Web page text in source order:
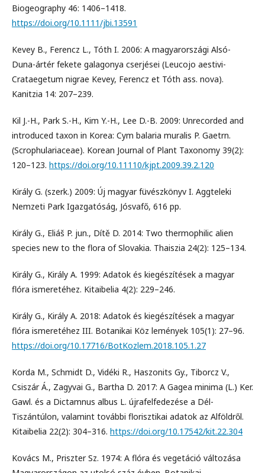
Biogeography 46: 1406–1418.
https://doi.org/10.1111/jbi.13591
Kevey B., Ferencz L., Tóth I. 2006: A magyarországi Alsó-
Duna-ártér fekete galagonya cserjései (Leucojo aestivi-
Crataegetum nigrae Kevey, Ferencz et Tóth ass. nova).
Kanitzia 14: 207–239.
Kil J.-H., Park S.-H., Kim Y.-H., Lee D.-B. 2009: Unrecorded and
introduced taxon in Korea: Cym balaria muralis P. Gaetrn.
(Scrophulariaceae). Korean Journal of Plant Taxonomy 39(2):
120–123. https://doi.org/10.11110/kjpt.2009.39.2.120
Király G. (szerk.) 2009: Új magyar füvészkönyv I. Aggteleki
Nemzeti Park Igazgatóság, Jósvafő, 616 pp.
Király G., Eliáš P. jun., Dítě D. 2014: Two thermophilic alien
species new to the flora of Slovakia. Thaiszia 24(2): 125–134.
Király G., Király A. 1999: Adatok és kiegészítések a magyar
flóra ismeretéhez. Kitaibelia 4(2): 229–246.
Király G., Király A. 2018: Adatok és kiegészítések a magyar
flóra ismeretéhez III. Botanikai Köz lemények 105(1): 27–96.
https://doi.org/10.17716/BotKozlem.2018.105.1.27
Korda M., Schmidt D., Vidéki R., Haszonits Gy., Tiborcz V.,
Csiszár Á., Zagyvai G., Bartha D. 2017: A Gagea minima (L.) Ker.
Gawl. és a Dictamnus albus L. újrafelfedezése a Dél-
Tiszántúlon, valamint további florisztikai adatok az Alföldről.
Kitaibelia 22(2): 304–316. https://doi.org/10.17542/kit.22.304
Kovács M., Priszter Sz. 1974: A flóra és vegetáció változása